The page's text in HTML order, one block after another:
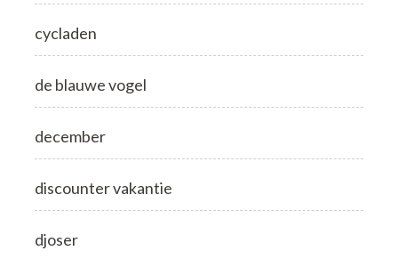
cycladen
de blauwe vogel
december
discounter vakantie
djoser